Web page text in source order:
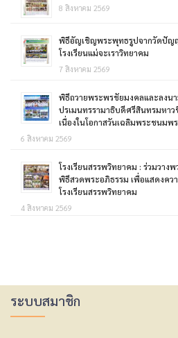
8 สิงหาคม 2569
พิธีอัญเชิญพระพุทธรูปจากวัดปัญ
โรงเรียนแม่จะเราวิทยาคม
7 สิงหาคม 2569
พิธีถวายพระพรชัยมงคลและลงน
ปรเมนทรรามาธิบดีศรีสินทรมหาว
เนื่องในโอกาสวันเฉลิมพระชนมพ
6 สิงหาคม 2569
โรงเรียนสรรพวิทยาคม : ร่วมวาง
พิธีสวดพระอภิธรรม เพื่อแสดงคว
โรงเรียนสรรพวิทยาคม
4 สิงหาคม 2569
ระบบสมาชิก